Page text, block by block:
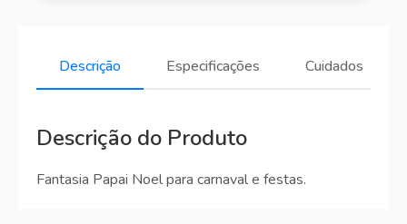
Descrição Especificações Cuidados
Descrição do Produto
Fantasia Papai Noel para carnaval e festas.